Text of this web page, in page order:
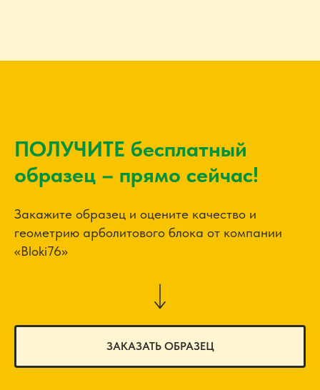
ПОЛУЧИТЕ бесплатный
образец – прямо сейчас!
Закажите образец и оцените качество и
геометрию арболитового блока от компании
«Bloki76»
ЗАКАЗАТЬ ОБРАЗЕЦ